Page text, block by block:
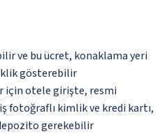
ve bu ücret, konaklama yeri
gösterebilir
için otele girişte, resmi
fotoğraflı kimlik ve kredi kartı,
gerekebilir